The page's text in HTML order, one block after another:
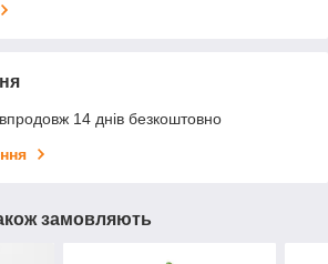
14 днів безкоштовно
замовляють